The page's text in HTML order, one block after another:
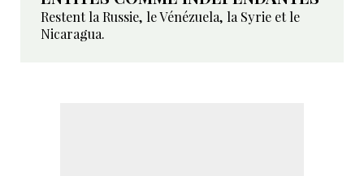
Restent la Russie, le Vénézuela, la Syrie et le
Nicaragua.